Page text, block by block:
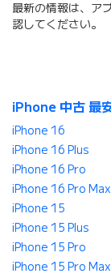
最新の情報は、ア
認してください。
iPhone 中古 最
iPhone 16
iPhone 16 Plus
iPhone 16 Pro
iPhone 16 Pro Max
iPhone 15
iPhone 15 Plus
iPhone 15 Pro
iPhone 15 Pro Max